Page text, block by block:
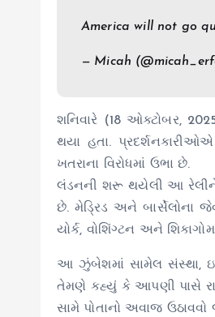
America will not go
— Micah
શનિવારે (18 ઓક્ટોબર,
થયા હતા.
ખતરાના વિરોધમાં ઉભા છે.
લંડનની શરૂ થયેલી આ રેલીને
છે. મેડ્રિડ અને બાર્સેલોના
યોર્ક, વોશિંગ્ટન અને
આ ઝુંબેશમાં સામેલ સંસ્થા,
તેમણે કહ્યું કે આપણી પાસે
સામે પોતાનો અવાજ